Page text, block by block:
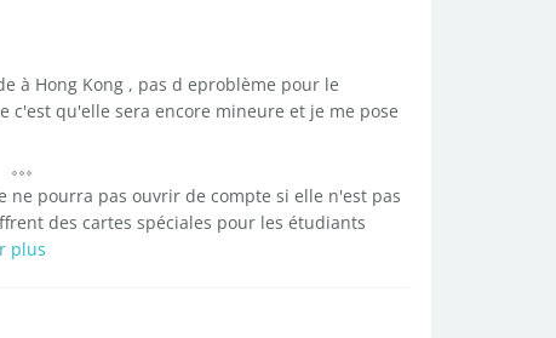
à Hong Kong , pas d eproblème pour le
qu'elle sera encore mineure et je me pose
ne pourra pas ouvrir de compte si elle n'est pas
des cartes spéciales pour les étudiants
plus